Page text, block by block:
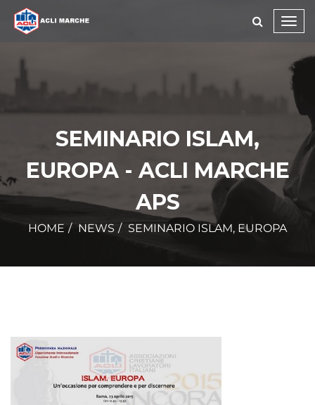
SEMINARIO ISLAM,
EUROPA - ACLI MARCHE
APS
HOME NEWS SEMINARIO ISLAM, EUROPA